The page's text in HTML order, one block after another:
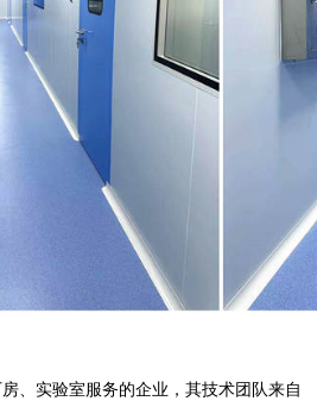
、实验室服务的企业，其技术团队来自